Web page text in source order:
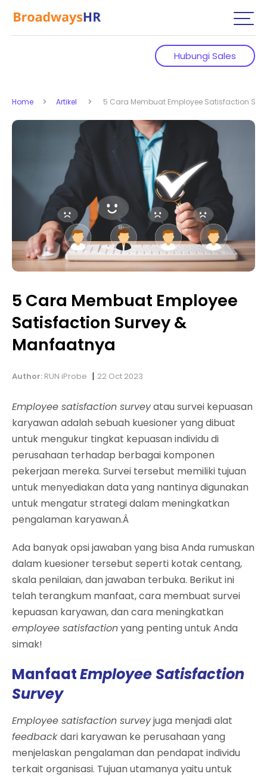
Hubungi Sales
Home Artikel 5 Cara Membuat Employee Satisfaction
5 Cara Membuat Employee
Satisfaction Survey &
Manfaatnya
Author: RUN iProbe | 22 Oct 2023
Employee satisfaction surveyatau survei kepuasan
karyawan adalah sebuah kuesioner yang dibuat
untuk mengukur tingkat kepuasan individu di
perusahaan terhadap berbagai komponen
pekerjaan mereka. Survei tersebut memiliki tujuan
untuk menyediakan data yang nantinya digunakan
untuk mengatur strategi dalam meningkatkan
pengalaman karyawan.Â
Ada banyak opsi jawaban yang bisa Anda rumuskan
dalam kuesioner tersebut seperti kotak centang,
skala penilaian, dan jawaban terbuka. Berikut ini
telah terangkum manfaat, cara membuat survei
kepuasan karyawan, dan cara meningkatkan
employee satisfactionyang penting untuk Anda
simak!
ManfaatEmployee Satisfaction
Survey
Employee satisfaction surveyjuga menjadi alat
feedbackdari karyawan ke perusahaan yang
menjelaskan pengalaman dan pendapat individu
terkait organisasi. Tujuan utamanya yaitu untuk